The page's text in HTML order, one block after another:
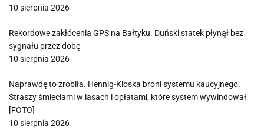
10 sierpnia 2026
Rekordowe zakłócenia GPS na Bałtyku. Duński statek płynął bez
sygnału przez dobę
10 sierpnia 2026
Naprawdę to zrobiła. Hennig-Kloska broni systemu kaucyjnego.
Straszy śmieciami w lasach i opłatami, które system wywindował
[FOTO]
10 sierpnia 2026